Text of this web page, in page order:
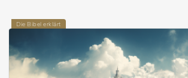
Die Bibel erklärt